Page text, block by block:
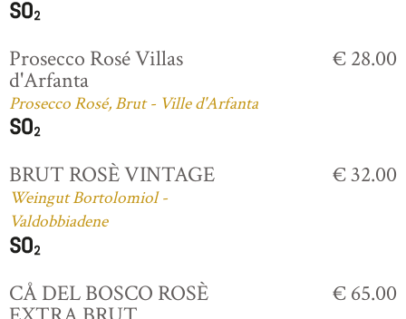
Prosecco Rosé Villas
d'Arfanta
Prosecco Rosé, Brut - Ville d'Arfanta
€ 28.00
BRUT ROSÈ VINTAGE
Weingut Bortolomiol -
Valdobbiadene
€ 32.00
CÅ DEL BOSCO ROSÈ € 65.00